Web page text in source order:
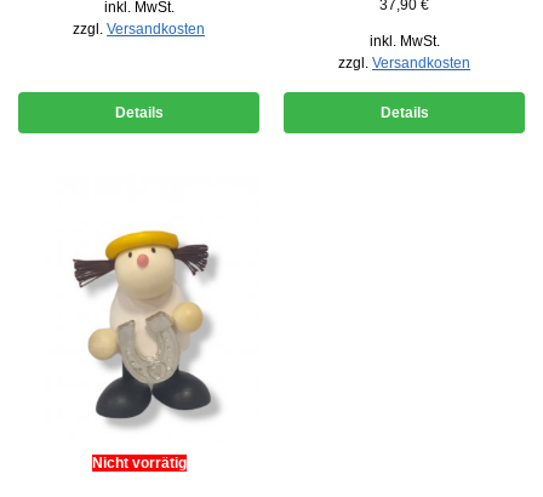
inkl. MwSt.
zzgl. Versandkosten
Details
37,90 €
inkl. MwSt.
zzgl. Versandkosten
Details
Nicht vorrätig